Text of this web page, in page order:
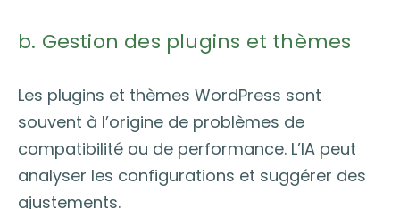
b. Gestion des plugins et thèmes
Les plugins et thèmes WordPress sont
souvent à l’origine de problèmes de
compatibilité ou de performance. L’IA peut
analyser les configurations et suggérer des
ajustements.